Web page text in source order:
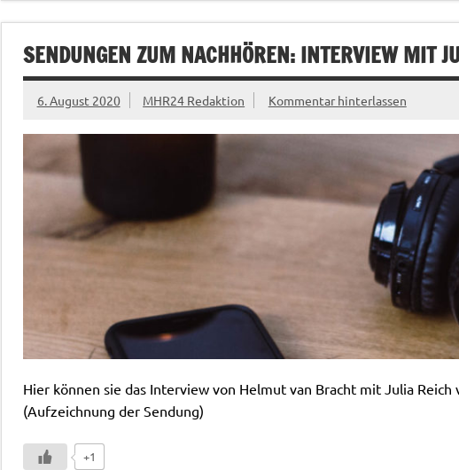
SENDUNGEN ZUM NACHHÖREN: INTERVIEW MIT
6. August 2020 MHR24 Redaktion Kommentar hinterlassen
Hier können sie das Interview von Helmut van Bracht mit Julia
(Aufzeichnung der Sendung)
+1